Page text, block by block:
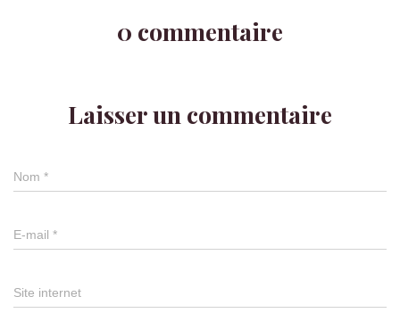
0 commentaire
Laisser un commentaire
Nom *
E-mail *
Site internet